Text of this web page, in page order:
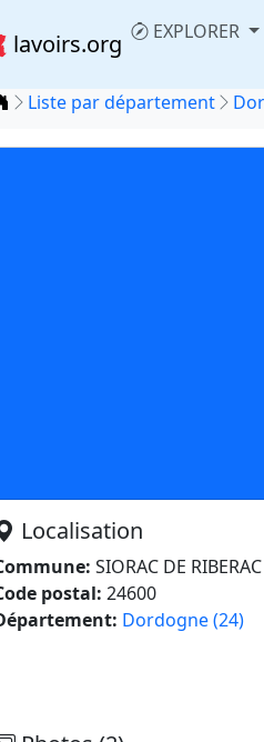
lavoirs.org EXPLORER
Accueil
Liste par département
Localisation
SIORAC DE RIBERAC
postal: 24600
Dordogne (24)